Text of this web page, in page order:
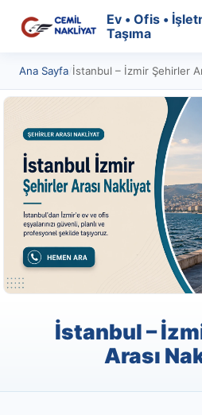
Ev • Ofis •
Taşıma
Ana Sayfa İstanbul – İzmir Şehirler
İstanbul –
Arası